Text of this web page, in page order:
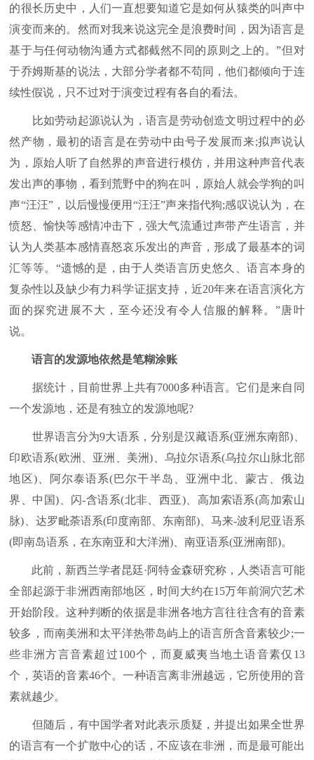
的很长历史中，人们一直想要知道它是如何从猿类的叫声中
演变而来的。然而对我来说这完全是浪费时间，因为语言是
基于与任何动物沟通方式都截然不同的原则之上的。”但对
于乔姆斯基的说法，大部分学者都不苟同，他们都倾向于连
续性假说，只不过对于演变过程有各自的看法。
比如劳动起源说认为，语言是劳动创造文明过程中的必
然产物，最初的语言是在劳动中由号子发展而来;拟声说认
为，原始人听了自然界的声音进行模仿，并用这种声音代表
发出声的事物，看到荒野中的狗在叫，原始人就会学狗的叫
声“汪汪”，以后慢慢便用“汪汪”声来指代狗;感叹说认为，在
愤怒、愉快等感情冲击下，强大气流通过声带产生语言，并
认为人类基本感情喜怒哀乐发出的声音，形成了最基本的词
汇等等。“遗憾的是，由于人类语言历史悠久、语言本身的
复杂性以及缺少有力科学证据支持，近20年来在语言演化方
面的探究进展不大，至今还没有令人信服的解释。”唐叶
说。
语言的发源地依然是笔糊涂账
据统计，目前世界上共有7000多种语言。它们是来自同
一个发源地，还是有独立的发源地呢?
世界语言分为9大语系，分别是汉藏语系(亚洲东南部)、
印欧语系(欧洲、亚洲、美洲)、乌拉尔语系(乌拉尔山脉北部
地区)、阿尔泰语系(巴尔干半岛、亚洲中北、蒙古、俄边
界、中国)、闪-含语系(北非、西亚)、高加索语系(高加索山
脉)、达罗毗荼语系(印度南部、东南部)、马来-波利尼亚语系
(即南岛语系，在东南亚和大洋洲)、南亚语系(亚洲南部)。
此前，新西兰学者昆廷·阿特金森研究称，人类语言可能
全部起源于非洲西南部地区，时间大约在15万年前洞穴艺术
开始阶段。这种判断的依据是非洲各地方言往往含有的音素
较多，而南美洲和太平洋热带岛屿上的语言所含音素较少;一
些非洲方言音素超过100个，而夏威夷当地土语音素仅13
个，英语的音素46个。一种语言离非洲越远，它所使用的音
素就越少。
但随后，有中国学者对此表示质疑，并提出如果全世界
的语言有一个扩散中心的话，不应该在非洲，而是最可能出